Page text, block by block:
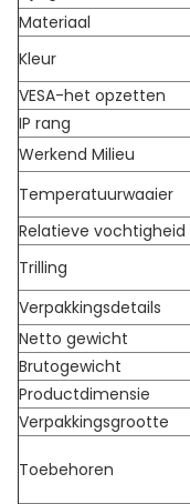
Materiaal
Kleur
VESA-het opzetten
IP rang
Werkend Milieu
Temperatuurwaaier
Relatieve vochtigheid
Trilling
Verpakkingsdetails
Netto gewicht
Brutogewicht
Productdimensie
Verpakkingsgrootte
Toebehoren